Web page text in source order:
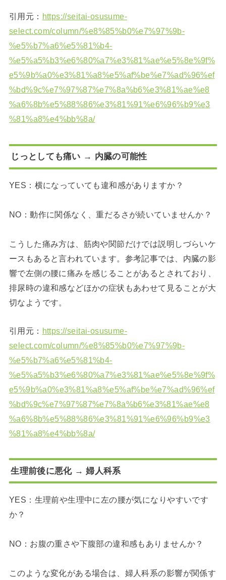
引用元： https://seitai-osusume-
select.com/column/%e8%85%b0%e7%97%9b-
%e5%b7%a6%e5%81%b4-
%e5%a5%b3%e6%80%a7%e3%81%ae%e5%8e%9f%
e5%9b%a0%e3%81%a8%e5%af%be%e7%ad%96%ef
%bd%9c%e7%97%87%e7%8a%b6%e3%81%ae%e8
%a6%8b%e5%88%86%e3%81%91%e6%96%b9%e3
%81%a8%e4%bb%8a/
じっとしても痛い → 内臓の可能性
YES：横になっていても違和感がありますか？
NO：動作に関係なく、重だるさが続いていませんか？
こうした痛み方は、筋肉や関節だけでは説明しづらいケ
ースもあると言われています。参考記事では、内臓の影
響で左側の腰に痛みを感じることがあるとされており、
排尿時の違和感などほかの症状もあわせて見ることが大
切なようです。
引用元： https://seitai-osusume-
select.com/column/%e8%85%b0%e7%97%9b-
%e5%b7%a6%e5%81%b4-
%e5%a5%b3%e6%80%a7%e3%81%ae%e5%8e%9f%
e5%9b%a0%e3%81%a8%e5%af%be%e7%ad%96%ef
%bd%9c%e7%97%87%e7%8a%b6%e3%81%ae%e8
%a6%8b%e5%88%86%e3%81%91%e6%96%b9%e3
%81%a8%e4%bb%8a/
生理前後に悪化 → 婦人科系
YES：生理前や生理中に左の腰が気になりやすいです
か？
NO：お腹の重さや下腹部の違和感もありませんか？
このような変化がある場合は、婦人科系の影響が関係す